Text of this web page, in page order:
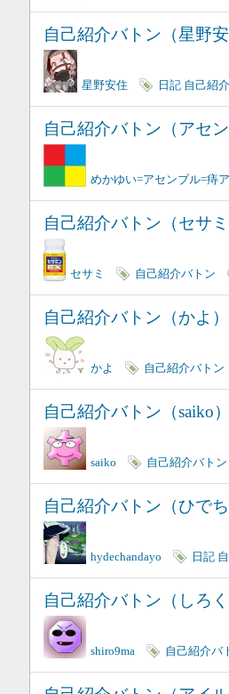
自己紹介バトン（星野安
星野安住 日記 自己紹
自己紹介バトン（アセン
めかゆい=アセンブル=痔
自己紹介バトン（セサミ
セサミ 自己紹介バトン
自己紹介バトン（かよ）
かよ 自己紹介バトン
自己紹介バトン（saiko）
saiko 自己紹介バトン
自己紹介バトン（ひでち
hydechandayo 日記
自己紹介バトン（しろく
shiro9ma 自己紹介バ